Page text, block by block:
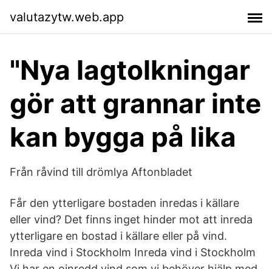
valutazytw.web.app
"Nya lagtolkningar
gör att grannar inte
kan bygga på lika
Från råvind till drömlya Aftonbladet
Får den ytterligare bostaden inredas i källare
eller vind? Det finns inget hinder mot att inreda
ytterligare en bostad i källare eller på vind.
Inreda vind i Stockholm Inreda vind i Stockholm